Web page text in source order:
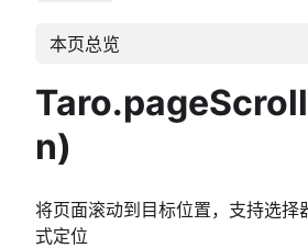
本页总览
n)
将页面滚动到目标位置，支持选择
式定位